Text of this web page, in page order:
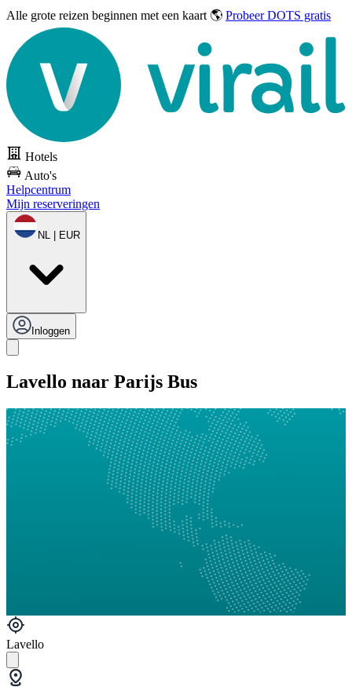
Alle grote reizen beginnen met een kaart 🌎 Probeer DOTS gratis
Hotels
Auto's
Helpcentrum
Mijn reserveringen
NL | EUR
Inloggen
Lavello naar Parijs Bus
Lavello